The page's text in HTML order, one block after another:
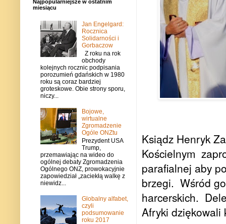
Ksiądz Henryk
Kościelnym
parafialnej aby
brzegi. Wśród
harcerskich.
Afryki dziękowali
Najpopularniejsze w ostatnim
miesiącu
Jan Engelgard:
Rocznica
Solidarności i
Gorbaczow
Z roku na rok
obchody
kolejnych rocznic podpisania
porozumień gdańskich w 1980
roku są coraz bardziej
groteskowe. Obie strony sporu,
niczy...
Bojowe,
wirtualne
Zgromadzenie
Ogóle ONZtu
Prezydent USA
Trump,
przemawiając na wideo do
ogólnej debaty Zgromadzenia
Ogólnego ONZ, prowokacyjnie
zapowiedział „zaciekłą walkę z
niewidz...
Globalny alfabet,
czyli
podsumowanie
roku 2017